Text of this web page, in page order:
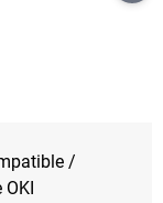
/